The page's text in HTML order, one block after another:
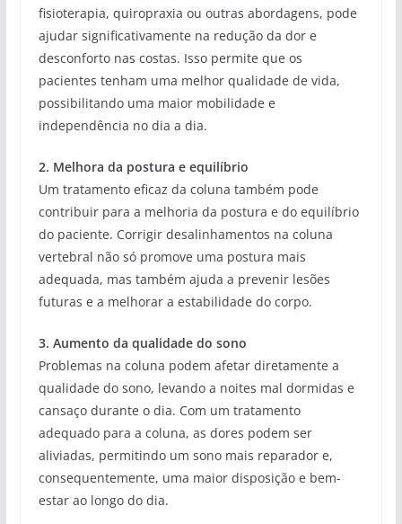
fisioterapia, quiropraxia ou outras abordagens, pode
ajudar significativamente na redução da dor e
desconforto nas costas. Isso permite que os
pacientes tenham uma melhor qualidade de vida,
possibilitando uma maior mobilidade e
independência no dia a dia.
2. Melhora da postura e equilíbrio
Um tratamento eficaz da coluna também pode
contribuir para a melhoria da postura e do equilíbrio
do paciente. Corrigir desalinhamentos na coluna
vertebral não só promove uma postura mais
adequada, mas também ajuda a prevenir lesões
futuras e a melhorar a estabilidade do corpo.
3. Aumento da qualidade do sono
Problemas na coluna podem afetar diretamente a
qualidade do sono, levando a noites mal dormidas e
cansaço durante o dia. Com um tratamento
adequado para a coluna, as dores podem ser
aliviadas, permitindo um sono mais reparador e,
consequentemente, uma maior disposição e bem-
estar ao longo do dia.